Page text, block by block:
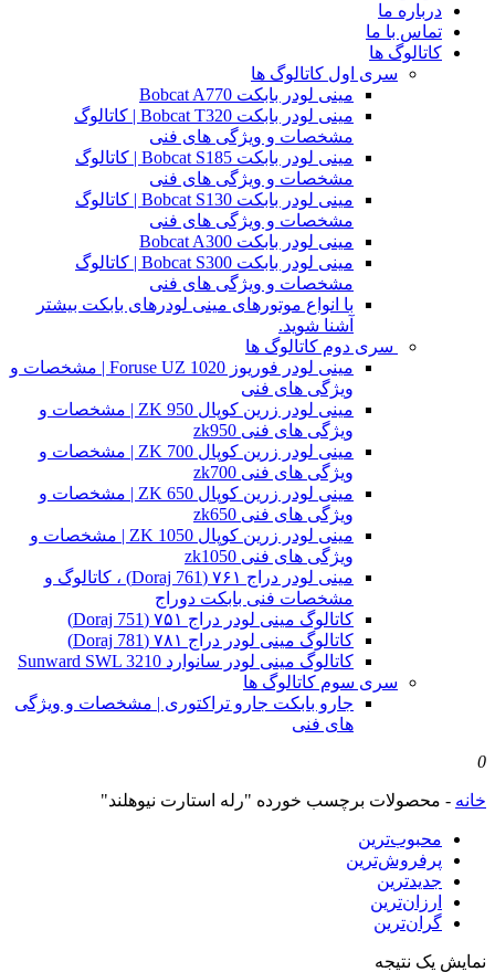
درباره ما
تماس با ما
کاتالوگ ها
سری اول کاتالوگ ها
مینی لودر بابکت Bobcat A770
مینی لودر بابکت Bobcat T320 | کاتالوگ
مشخصات و ویژگی های فنی
مینی لودر بابکت Bobcat S185 | کاتالوگ
مشخصات و ویژگی های فنی
مینی لودر بابکت Bobcat S130 | کاتالوگ
مشخصات و ویژگی های فنی
مینی لودر بابکت Bobcat A300
مینی لودر بابکت Bobcat S300 | کاتالوگ
مشخصات و ویژگی های فنی
با انواع موتورهای مینی لودرهای بابکت بیشتر
آشنا شوید.
سری دوم کاتالوگ ها
مینی لودر فوریوز Foruse UZ 1020 | مشخصات و
ویژگی های فنی
مینی لودر زرین کوپال ZK 950 | مشخصات و
ویژگی های فنی zk950
مینی لودر زرین کوپال ZK 700 | مشخصات و
ویژگی های فنی zk700
مینی لودر زرین کوپال ZK 650 | مشخصات و
ویژگی های فنی zk650
مینی لودر زرین کوپال ZK 1050 | مشخصات و
ویژگی های فنی zk1050
مینی لودر دراج ۷۶۱ (Doraj 761) ، کاتالوگ و
مشخصات فنی بابکت دوراج
کاتالوگ مینی لودر دراج ۷۵۱ (Doraj 751)
کاتالوگ مینی لودر دراج ۷۸۱ (Doraj 781)
کاتالوگ مینی لودر سانوارد Sunward SWL 3210
سری سوم کاتالوگ ها
جارو بابکت جارو تراکتوری | مشخصات و ویژگی
های فنی
0
خانه - محصولات برچسب خورده "رله استارت نیوهلند"
محبوب‌ترین
پرفروش‌ترین
جدیدترین
ارزان‌ترین
گران‌ترین
نمایش یک نتیجه